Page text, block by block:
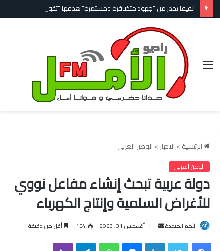
القائمة
الرئيسية > الاخبار > الوطن العربي
الوطن العربي
دولة عربية تبحث إنشاء مفاعل نووي
للأغراض السلمية وإنتاج الكهرباء
الأمم المتحدة أغسطس 31, 2023 154 أقل من دقيقة
فيسبوك لينكدإن واتساب تيلقرام